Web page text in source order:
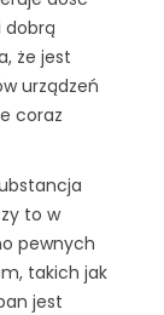
dobrą
że jest
urządzeń
coraz
to w
pewnych
takich jak
jest